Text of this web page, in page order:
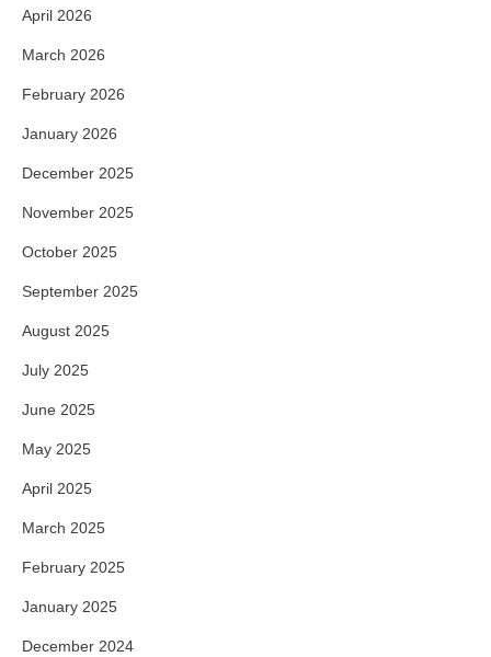
April 2026
March 2026
February 2026
January 2026
December 2025
November 2025
October 2025
September 2025
August 2025
July 2025
June 2025
May 2025
April 2025
March 2025
February 2025
January 2025
December 2024